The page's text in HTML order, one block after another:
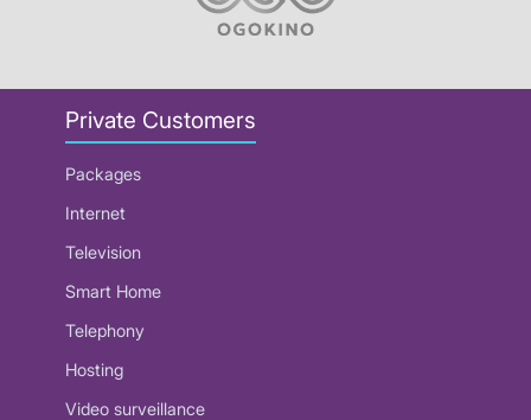
Private Customers
Packages
Internet
Television
Smart Home
Telephony
Hosting
Video surveillance